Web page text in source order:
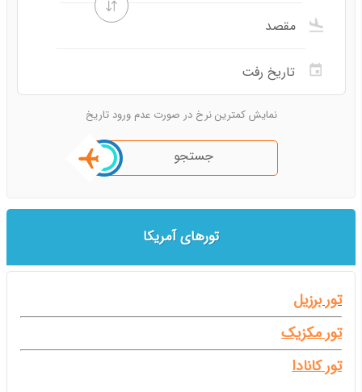
نمایش کمترین نرخ در صورت عدم ورود تاریخ
جستجو
تورهای آمریکا
تور برزیل
تور مکزیک
تور کانادا